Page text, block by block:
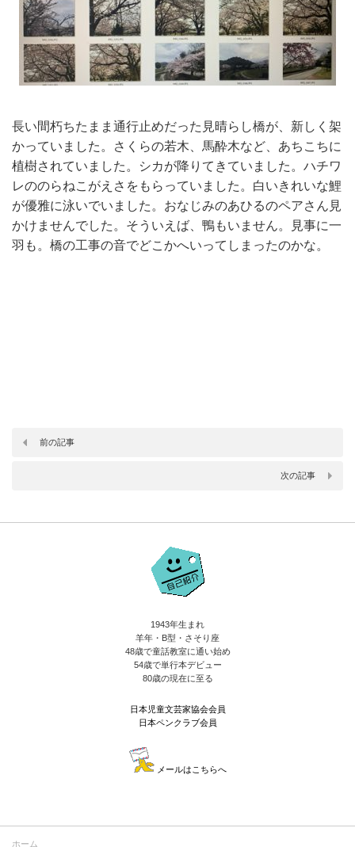
長い間朽ちたまま通行止めだった見晴らし橋が、新しく架
かっていました。さくらの若木、馬酔木など、あちこちに
植樹されていました。シカが降りてきていました。ハチワ
レののらねこがえさをもらっていました。白いきれいな鯉
が優雅に泳いでいました。おなじみのあひるのペアさん見
かけませんでした。そういえば、鴨もいません。見事に一
羽も。橋の工事の音でどこかへいってしまったのかな。
前の記事
次の記事
1943年生まれ
羊年・B型・さそり座
48歳で童話教室に通い始め
54歳で単行本デビュー
80歳の現在に至る
日本児童文芸家協会会員
日本ペンクラブ会員
メールはこちらへ
ホーム